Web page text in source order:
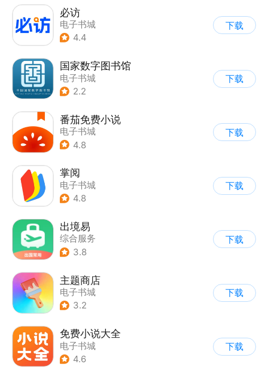
必访
电子书城
4.4
下载
国家数字图书馆
电子书城
2.2
下载
番茄免费小说
电子书城
4.8
下载
掌阅
电子书城
4.8
下载
出境易
综合服务
3.8
下载
主题商店
电子书城
3.2
下载
免费小说大全
电子书城
4.6
下载